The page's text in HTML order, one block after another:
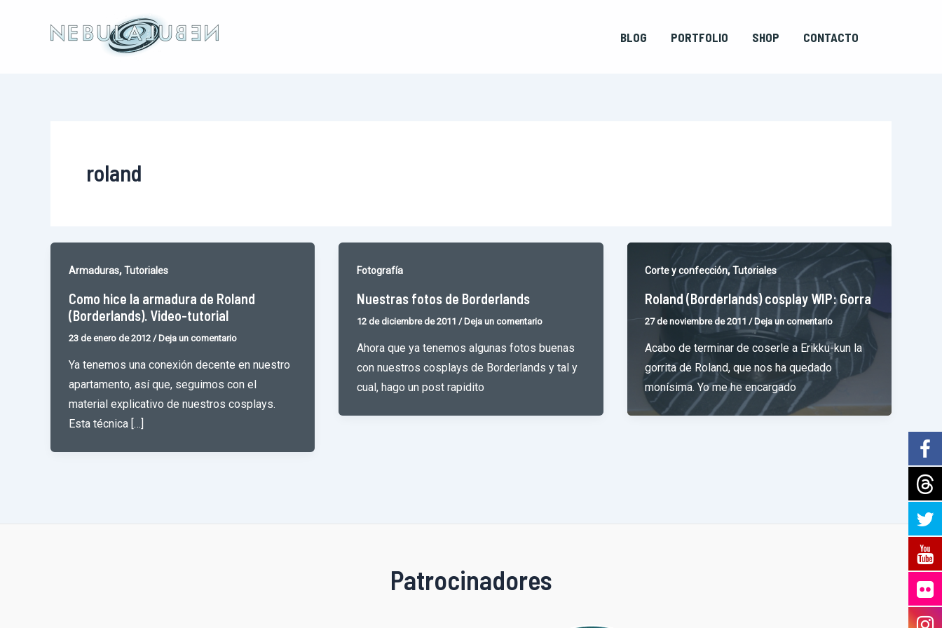
BLOG PORTFOLIO SHOP CONTACTO
roland
Armaduras,Tutoriales
Como hice la armadura de Roland
(Borderlands). Video-tutorial
23 de enero de 2012 / Deja un comentario
Ya tenemos una conexión decente en nuestro
apartamento, así que, seguimos con el
material explicativo de nuestros cosplays.
Esta técnica […]
Fotografía
Nuestras fotos de Borderlands
12 de diciembre de 2011 / Deja un comentario
Ahora que ya tenemos algunas fotos buenas
con nuestros cosplays de Borderlands y tal y
cual, hago un post rapidito
Corte y confección,Tutoriales
Roland (Borderlands) cosplay WIP: Gorra
27 de noviembre de 2011 / Deja un comentario
Acabo de terminar de coserle a Erikku-kun la
gorrita de Roland, que nos ha quedado
monísima. Yo me he encargado
Patrocinadores